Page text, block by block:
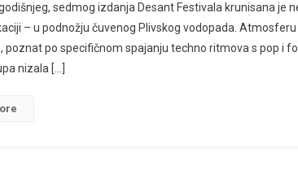
Održala
Nezaboravan
Koncert,
sedmog izdanja Desant Festivala krunisana je
– u podnožju čuvenog Plivskog vodopada.
poznat po specifičnom spajanju techno ritmova s pop i
nizala […]